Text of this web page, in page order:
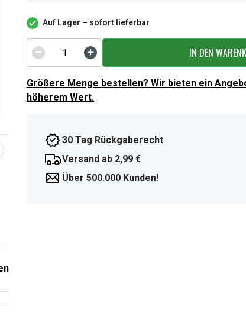
Auf Lager – sofort lieferbar
IN DEN
Größere Menge bestellen? Wir bieten ein
höherem Wert.
30 Tag Rückgaberecht
Versand ab 2,99 €
Über 500.000 Kunden!